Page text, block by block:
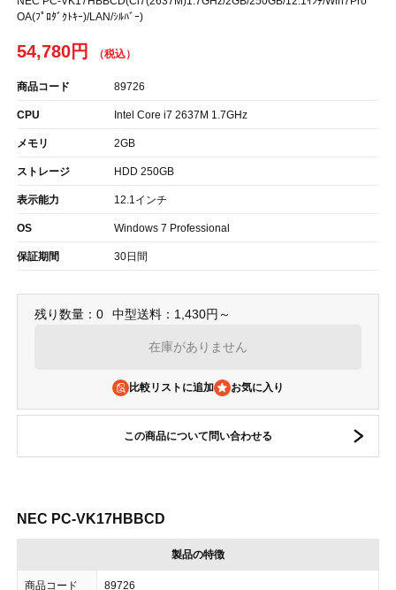
OA(ﾌﾟﾛﾀﾞｸﾄｷｰ)/LAN/ｼﾙﾊﾞｰ)
54,780円
商品コード 89726
CPU Intel Core i7 2637M 1.7GHz
メモリ 2GB
ストレージ HDD 250GB
表示能力 12.1インチ
OS Windows 7 Professional
保証期間 30日間
残り数量：0 中型送料：1,430円～
在庫がありません
比較リストに追加
この商品について問い合わせる
NEC PC-VK17HBBCD
製品の特徴
商品コード 89726